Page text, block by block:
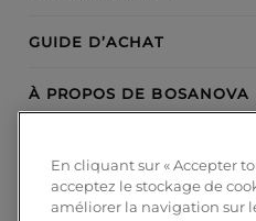
GUIDE D’ACHAT
À PROPOS DE BOSANOVA
MODES DE PAIEMENT
En cliquant sur « Accepter
acceptez le stockage de
améliorer la navigation sur